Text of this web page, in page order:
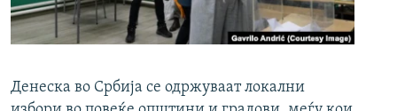
Денеска во Србија се одржуваат локални